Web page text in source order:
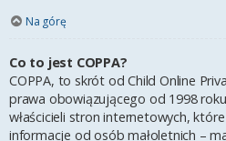
Na górę
Co to jest COPPA?
COPPA, to skrót od Child Online
prawa obowiązującego od 1998
właścicieli stron internetowych,
informacje od osób małoletnich –